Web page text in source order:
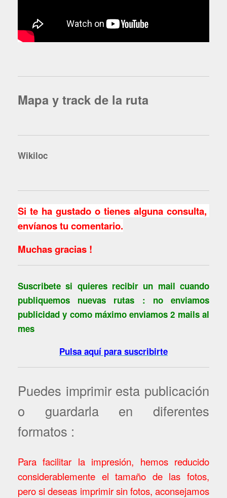
Mapa y track de la ruta
Wikiloc
Si te ha gustado o tienes alguna consulta,
envíanos tu comentario.
Muchas gracias !
Suscribete si quieres recibir un mail cuando
publiquemos nuevas rutas : no enviamos
publicidad y como máximo enviamos 2 mails al
mes
Pulsa aquí para suscribirte
Puedes imprimir esta publicación
o guardarla en diferentes
formatos :
Para facilitar la impresión, hemos reducido
considerablemente el tamaño de las fotos,
pero si deseas imprimir sin fotos, aconsejamos